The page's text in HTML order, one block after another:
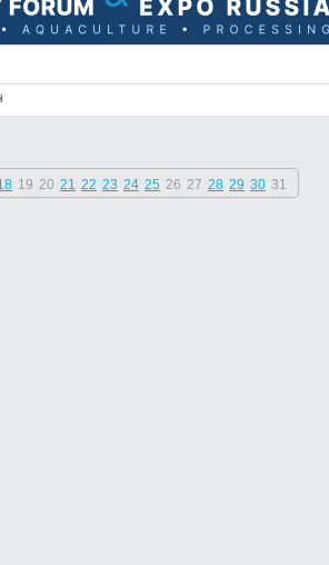
19 20 21 22 23 24 25 26 27 28 29 30 31